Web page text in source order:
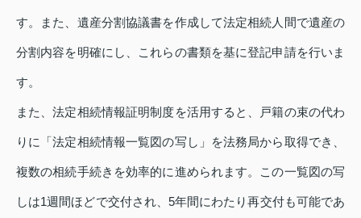
す。また、遺産分割協議書を作成して法定相続人間で遺産の
分割内容を明確にし、これらの書類を基に登記申請を行いま
す。
また、法定相続情報証明制度を活用すると、戸籍の束の代わ
りに「法定相続情報一覧図の写し」を法務局から取得でき、
複数の相続手続きを効率的に進められます。この一覧図の写
しは1週間ほどで交付され、5年間にわたり再交付も可能であ